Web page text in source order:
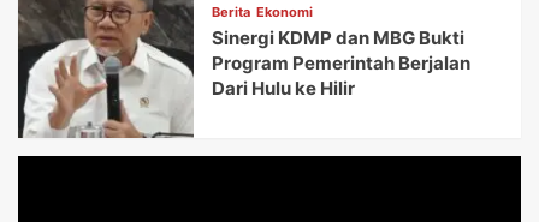
Berita Ekonomi
Sinergi KDMP dan MBG Bukti
Program Pemerintah Berjalan
Dari Hulu ke Hilir